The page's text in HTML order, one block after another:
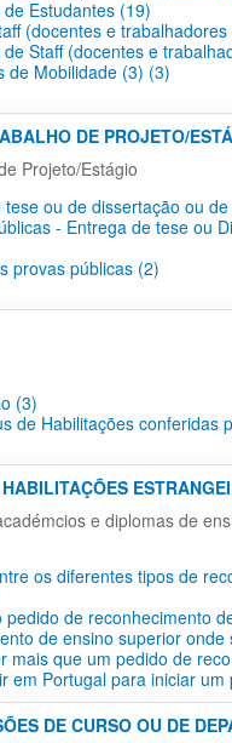
Estudantes (19)
(docentes e
Staff (docentes e
de Mobilidade (3) (3)
DE PROJETO/
Projeto/Estágio
ou de dissertação ou
- Entrega de tese ou
provas públicas (2)
(3)
de Habilitações conferidas
e diplomas de
os diferentes tipos de
de reconhecimento
de ensino superior
mais que um pedido de
em Portugal para iniciar
DE CURSO OU DE